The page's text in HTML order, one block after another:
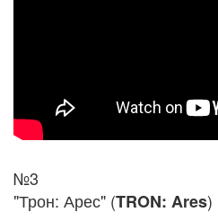
№3
"Трон: Арес" (TRON: Ares)